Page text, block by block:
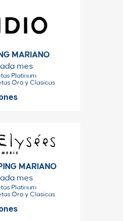
MARIANO
mes
Platinum
Oro y Clasicas
MARIANO
mes
Platinum
Oro y Clasicas